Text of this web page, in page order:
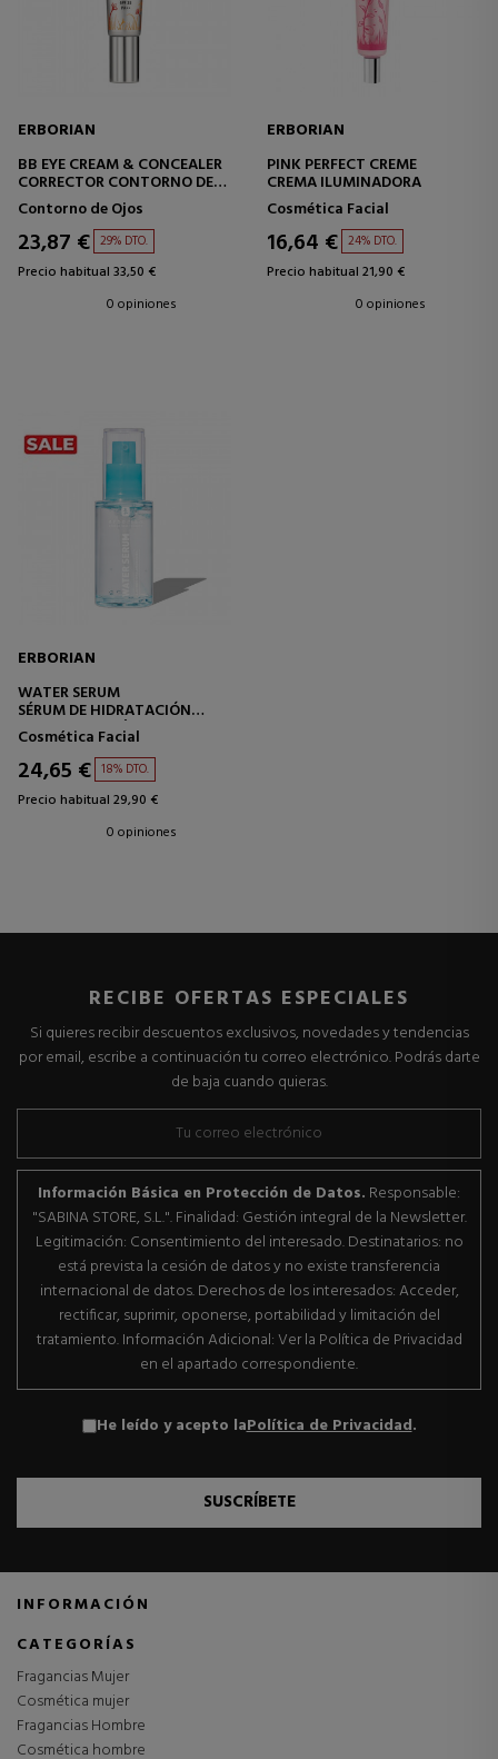
ERBORIAN
BB EYE CREAM & CONCEALER
CORRECTOR CONTORNO DE
OJOS
Contorno de Ojos
23,87 € 29% DTO.
Precio habitual 33,50 €
0 opiniones
ERBORIAN
PINK PERFECT CREME
CREMA ILUMINADORA
Cosmética Facial
16,64 € 24% DTO.
Precio habitual 21,90 €
0 opiniones
ERBORIAN
WATER SERUM
SÉRUM DE HIDRATACIÓN
INTENSA CON ÁCIDO
HIALURÓNICO
Cosmética Facial
24,65 € 18% DTO.
Precio habitual 29,90 €
0 opiniones
RECIBE OFERTAS ESPECIALES
Si quieres recibir descuentos exclusivos, novedades y tendencias
por email, escribe a continuación tu correo electrónico. Podrás darte
de baja cuando quieras.
Información Básica en Protección de Datos. Responsable:
"SABINA STORE, S.L.". Finalidad: Gestión integral de la Newsletter.
Legitimación: Consentimiento del interesado. Destinatarios: no
está prevista la cesión de datos y no existe transferencia
internacional de datos. Derechos de los interesados: Acceder,
rectificar, suprimir, oponerse, portabilidad y limitación del
tratamiento. Información Adicional: Ver la Política de Privacidad
en el apartado correspondiente.
He leído y acepto laPolítica de Privacidad.
SUSCRÍBETE
INFORMACIÓN
CATEGORÍAS
Fragancias Mujer
Cosmética mujer
Fragancias Hombre
Cosmética hombre